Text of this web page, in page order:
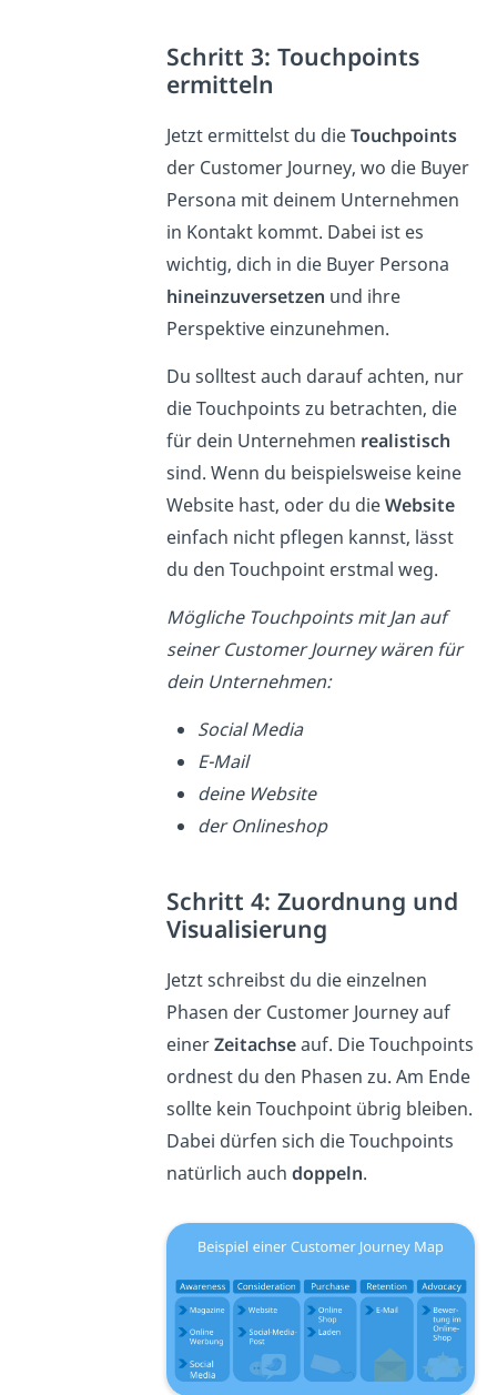
Schritt 3: Touchpoints
ermitteln
Jetzt ermittelst du dieTouchpoints
der Customer Journey, wo die Buyer
Persona mit deinem Unternehmen
in Kontakt kommt. Dabei ist es
wichtig, dich in die Buyer Persona
hineinzuversetzen und ihre
Perspektive einzunehmen.
Du solltest auch darauf achten, nur
die Touchpoints zu betrachten, die
für dein Unternehmen realistisch
sind. Wenn du beispielsweise keine
Website hast, oder du dieWebsite
einfach nicht pflegen kannst, lässt
du den Touchpoint erstmal weg.
Mögliche Touchpoints mit Jan auf
seiner Customer Journey wären für
dein Unternehmen:
Social Media
E-Mail
deine Website
der Onlineshop
Schritt 4: Zuordnung und
Visualisierung
Jetzt schreibst du die einzelnen
Phasen der Customer Journey auf
einerZeitachseauf. Die Touchpoints
ordnest du den Phasen zu. Am Ende
sollte kein Touchpoint übrig bleiben.
Dabei dürfen sich die Touchpoints
natürlich auch doppeln.